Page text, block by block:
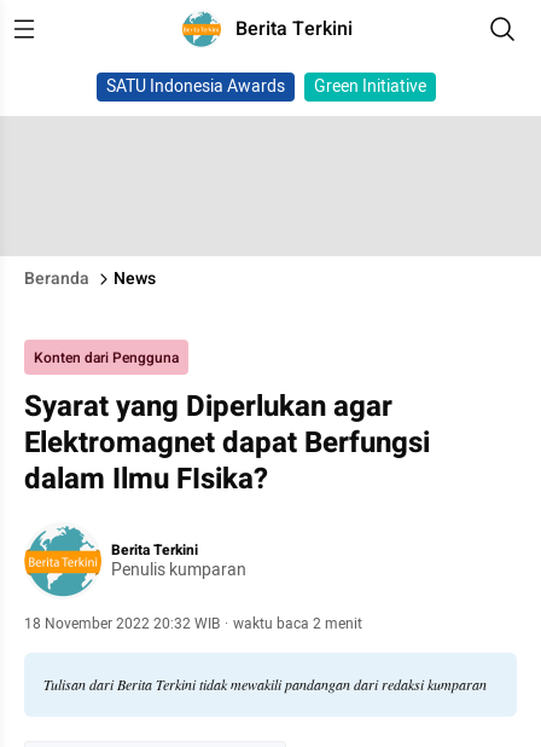
Berita Terkini
SATU Indonesia Awards Green Initiative
Beranda News
Konten dari Pengguna
Syarat yang Diperlukan agar
Elektromagnet dapat Berfungsi
dalam Ilmu FIsika?
Berita Terkini
Penulis kumparan
18 November 2022 20:32 WIB · waktu baca 2 menit
Tulisan dari Berita Terkini tidak mewakili pandangan dari redaksi kumparan